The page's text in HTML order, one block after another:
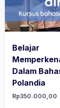
Belajar
Dalam
Polandia
Rp350.000,00